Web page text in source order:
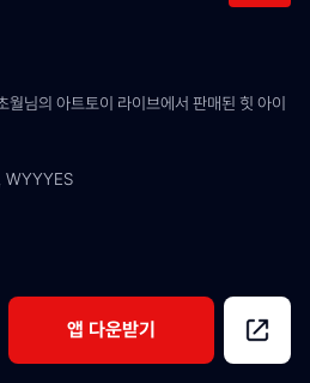
님의 아트토이 라이브에서 판매된 힛 아이
WYYYES
앱 다운받기